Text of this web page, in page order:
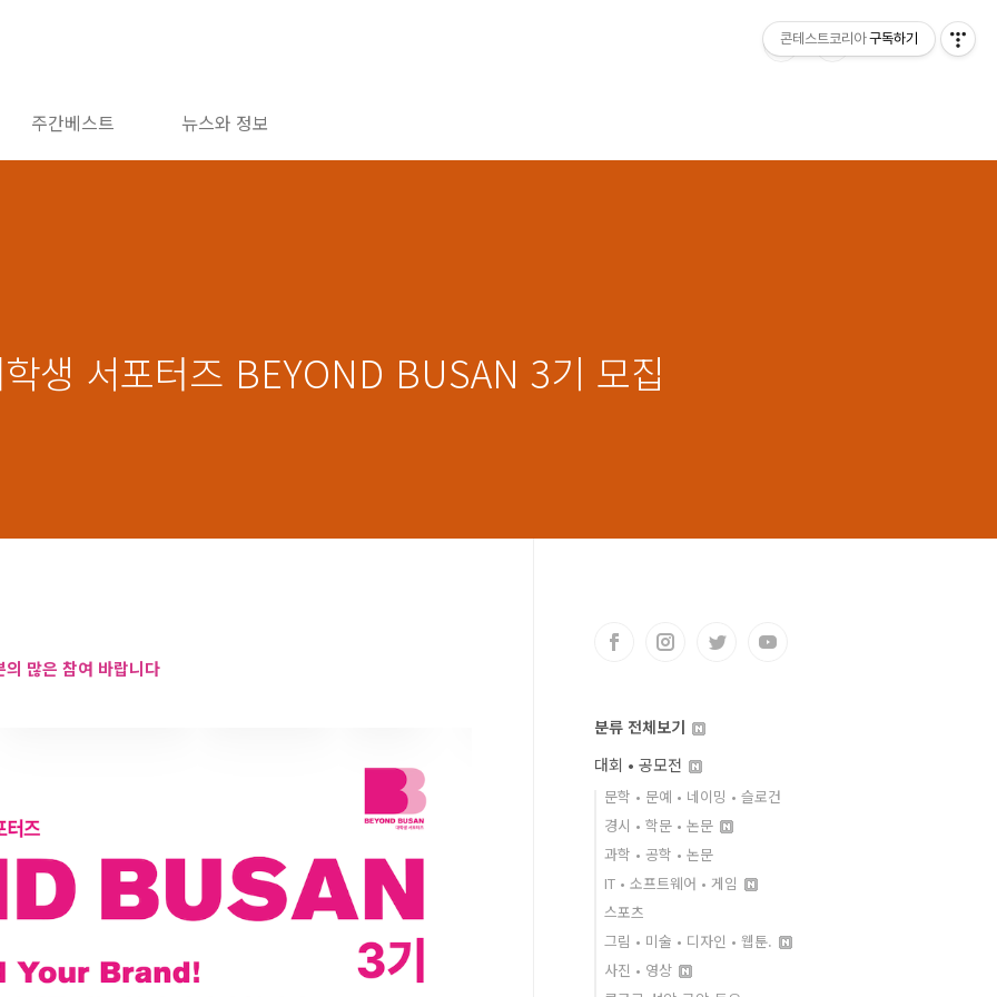
주간베스트 뉴스와 정보
생 서포터즈 BEYOND BUSAN 3기 모집
의 많은 참여 바랍니다
분류 전체보기
대회 • 공모전
문학 • 문예 • 네이밍 • 슬로건
경시 • 학문 • 논문
과학 • 공학 • 논문
IT • 소프트웨어 • 게임
스포츠
그림 • 미술 • 디자인 • 웹툰.
사진 • 영상
콘테스트코리아 구독하기